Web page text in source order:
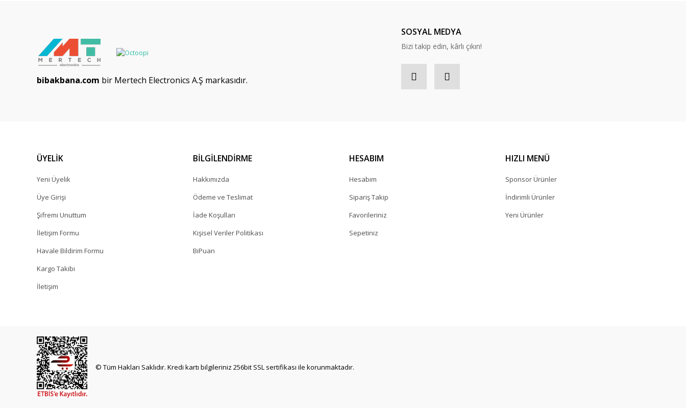
bibakbana.com bir Mertech Electronics A.Ş markasıdır.
SOSYAL MEDYA
Bizi takip edin, kârlı çıkın!
ÜYELİK
Yeni Üyelik
Üye Girişi
Şifremi Unuttum
İletişim Formu
Havale Bildirim Formu
Kargo Takibi
İletişim
BİLGİLENDİRME
Hakkımızda
Ödeme ve Teslimat
İade Koşulları
Kişisel Veriler Politikası
BiPuan
HESABIM
Hesabım
Sipariş Takip
Favorileriniz
Sepetiniz
HIZLI MENÜ
Sponsor Ürünler
İndirimli Ürünler
Yeni Ürünler
© Tüm Hakları Saklıdır. Kredi kartı bilgileriniz 256bit SSL sertifikası ile korunmaktadır.